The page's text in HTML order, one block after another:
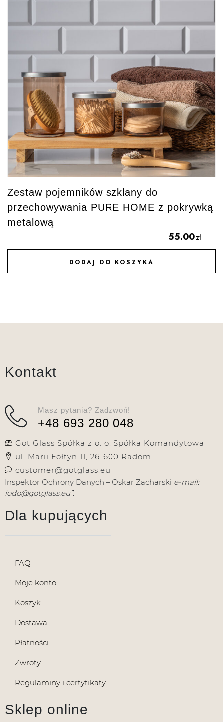
Zestaw pojemników szklany do
przechowywania PURE HOME z pokrywką
metalową
55.00zł
DODAJ DO KOSZYKA
DODAJ DO ULUBIONYCH
Kontakt
Masz pytania? Zadzwoń!
+48 693 280 048
Got Glass Spółka z o. o. Spółka Komandytowa
ul. Marii Fołtyn 11, 26-600 Radom
customer@gotglass.eu
Inspektor Ochrony Danych – Oskar Zacharski e-mail:
iodo@gotglass.eu”.
Dla kupujących
FAQ
Moje konto
Koszyk
Dostawa
Płatności
Zwroty
Regulaminy i certyfikaty
Sklep online